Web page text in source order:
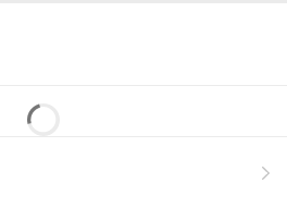
スズメバチなどの上半身への攻撃に
です。※この製品は蜂に刺されにく
蜂に対しては十分ご注意の上、ご使
さい。